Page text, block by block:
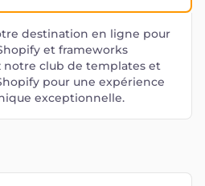
destination en ligne pour
et frameworks
notre club de templates et
pour une expérience
exceptionnelle.